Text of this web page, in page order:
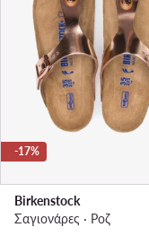
-17%
Birkenstock
Σαγιονάρες · Ροζ